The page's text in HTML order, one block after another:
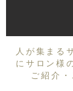
人が集まる
にサロン様
ご紹介